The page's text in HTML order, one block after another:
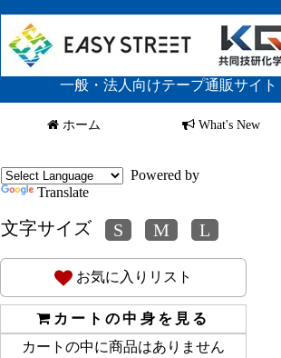
一般・法人向けテープ通販サイト
ホーム What's New
Powered by
Translate
文字サイズ
お気に入りリスト
カートの中身を見る
カートの中に商品はありません